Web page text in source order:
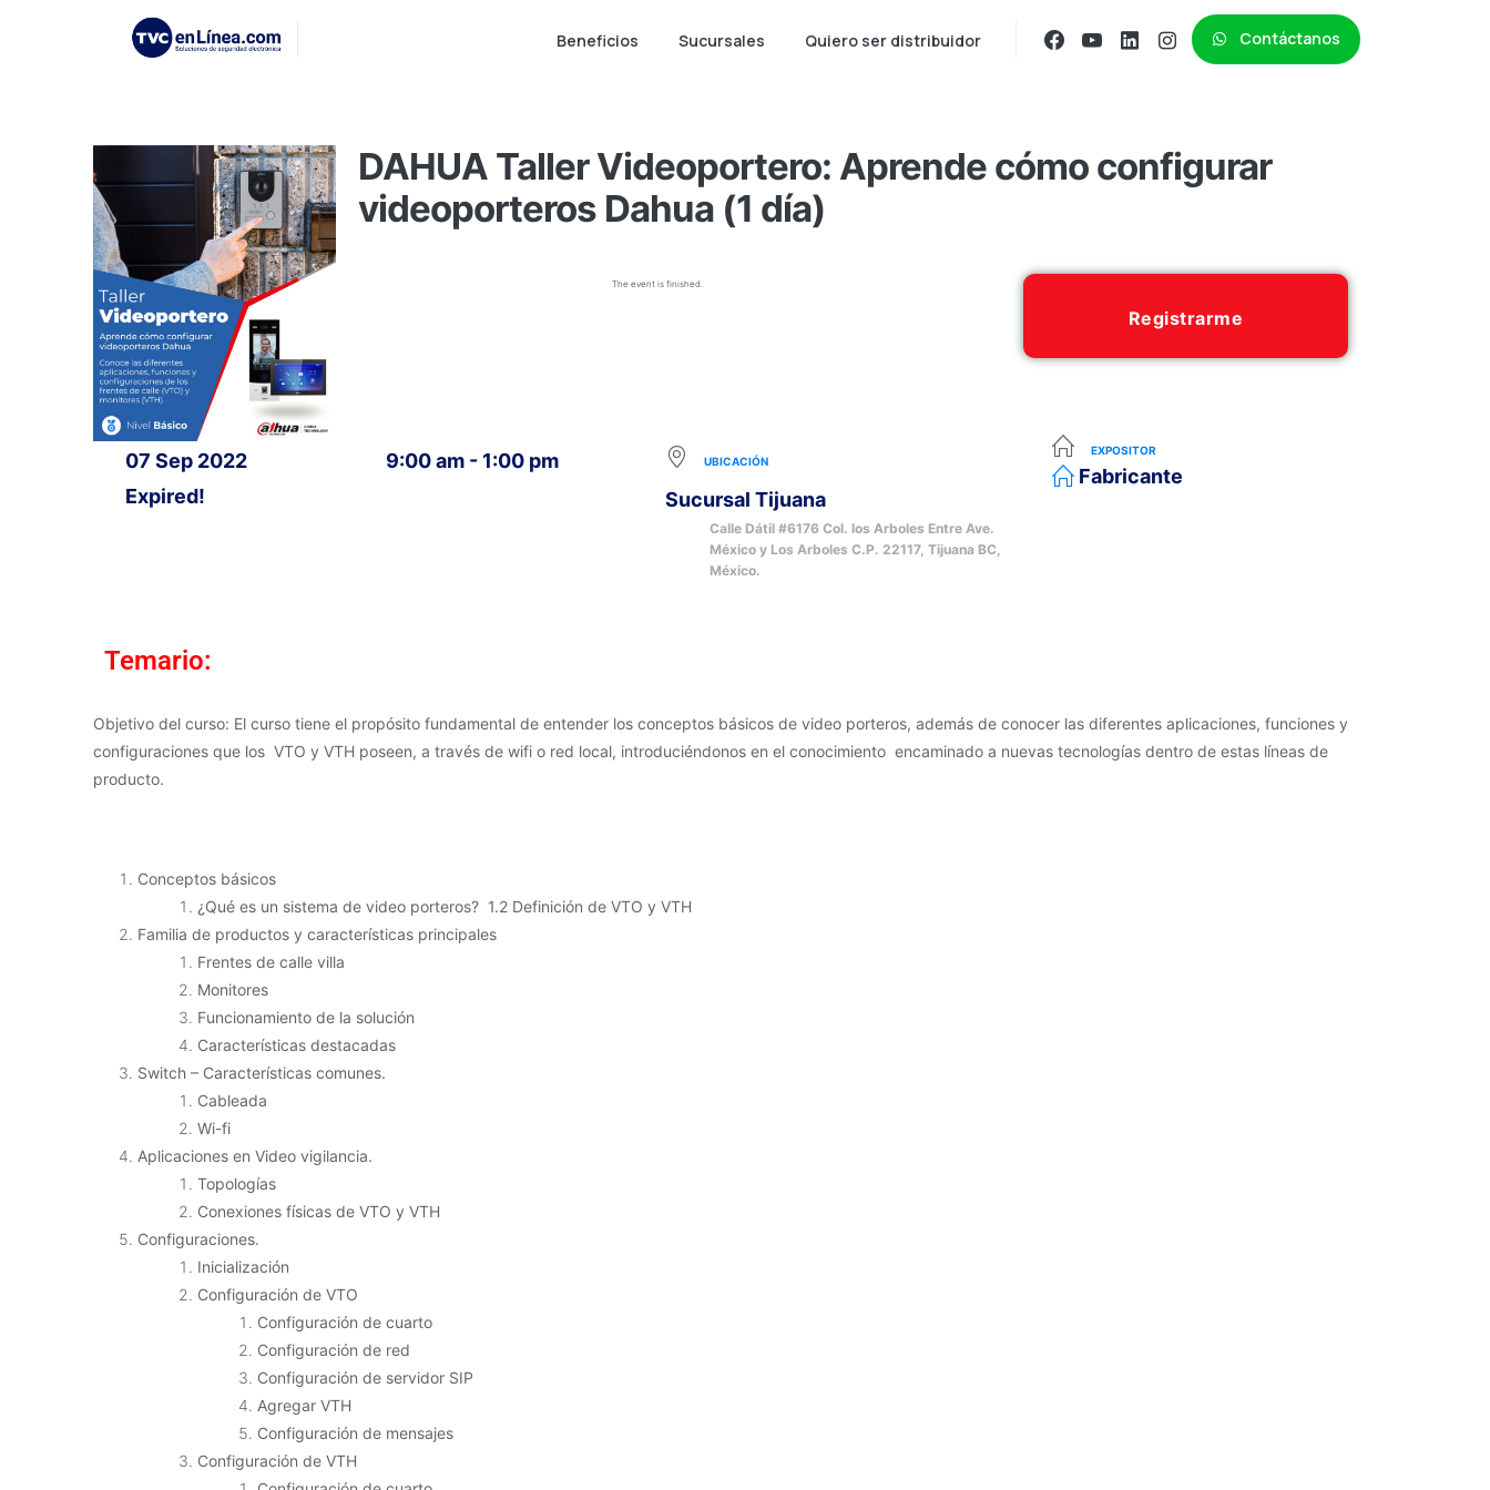
Beneficios Sucursales Quiero ser distribuidor Contáctanos
DAHUA Taller Videoportero: Aprende cómo configurar
videoporteros Dahua (1 día)
The event is finished.
Registrarme
07 Sep 2022
Expired!
9:00 am - 1:00 pm UBICACIÓN
Sucursal Tijuana
Calle Dátil #6176 Col. los Arboles Entre Ave.
México y Los Arboles C.P. 22117, Tijuana BC,
México.
EXPOSITOR
Fabricante
Temario:
Objetivo del curso: El curso tiene el propósito fundamental de entender los conceptos básicos de video porteros, además de conocer las diferentes aplicaciones, funciones y
configuraciones que los VTO y VTH poseen, a través de wifi o red local, introduciéndonos en el conocimiento encaminado a nuevas tecnologías dentro de estas líneas de
producto.
Conceptos básicos
¿Qué es un sistema de video porteros? 1.2 Definición de VTO y VTH
Familia de productos y características principales
Frentes de calle villa
Monitores
Funcionamiento de la solución
Características destacadas
Switch – Características comunes.
Cableada
Wi-fi
Aplicaciones en Video vigilancia.
Topologías
Conexiones físicas de VTO y VTH
Configuraciones.
Inicialización
Configuración de VTO
Configuración de cuarto
Configuración de red
Configuración de servidor SIP
Agregar VTH
Configuración de mensajes
Configuración de VTH